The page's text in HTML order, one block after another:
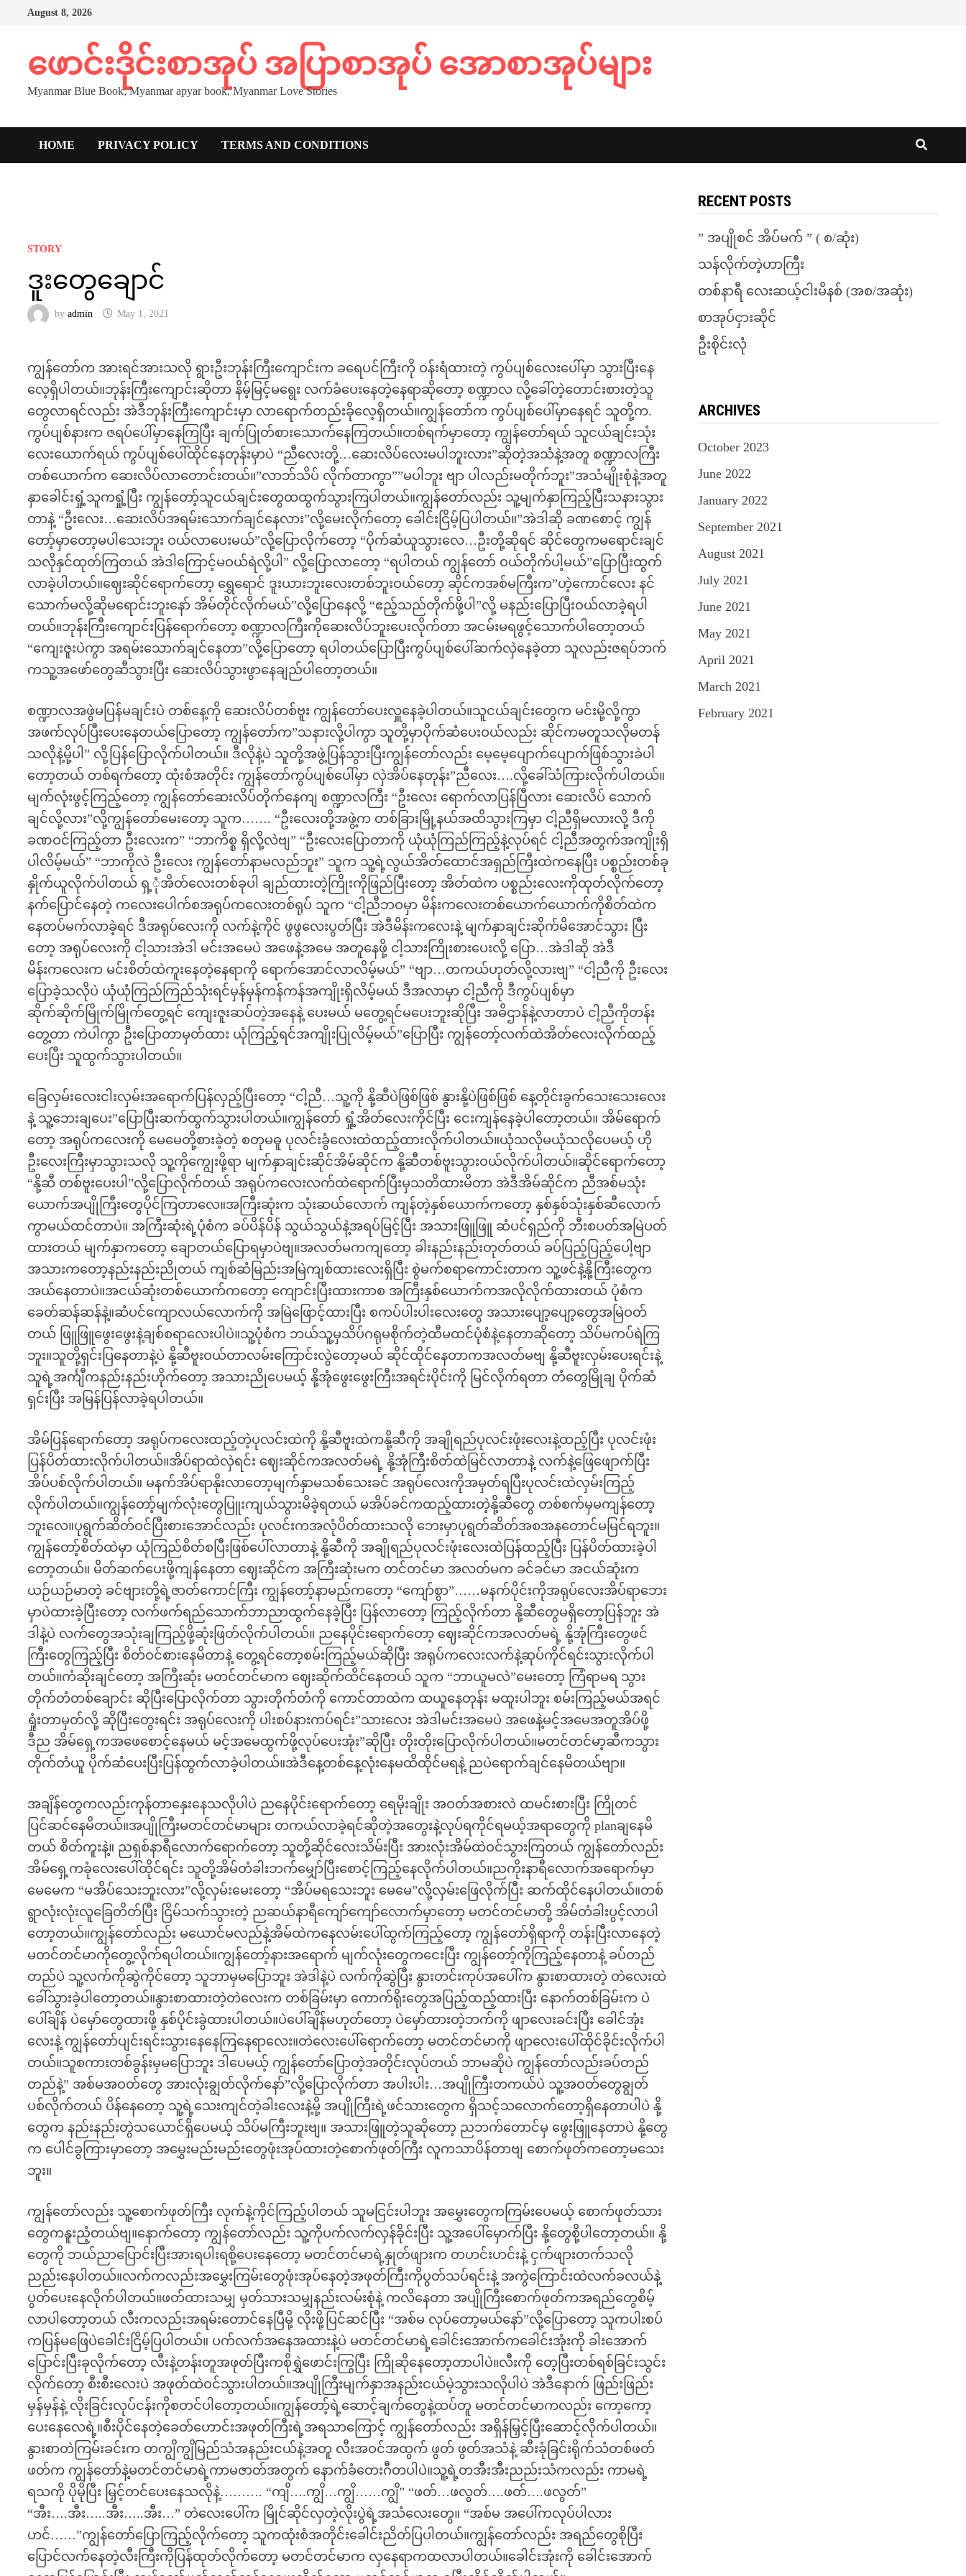
August 8, 2026
ဖောင်းဒိုင်းစာအုပ် အပြာစာအုပ် အောစာအုပ်များ
Myanmar Blue Book, Myanmar apyar book, Myanmar Love Stories
HOME PRIVACY POLICY TERMS AND CONDITIONS
STORY
ဒူးတွေချောင်
byadmin May 1, 2021
ကျွန်တော်က အားရင်အားသလို ရွားဦးဘုန်းကြီးကျောင်းက ခရေပင်ကြီးကို ဝန်းရံထားတဲ့ ကွပ်ပျစ်လေးပေါ်မှာ သွားပြီးနေ
လေ့ရှိပါတယ်။ဘုန်းကြီးကျောင်းဆိုတာ နိမ့်မြင့်မရွေး လက်ခံပေးနေတဲ့နေရာဆိုတော့ စဏ္ဍာလ လို့ခေါ်တဲ့တောင်းစားတဲ့သူ
တွေလာရင်လည်း အဲဒီဘုန်းကြီးကျောင်းမှာ လာရောက်တည်းခိုလေ့ရှိတယ်။ကျွန်တော်က ကွပ်ပျစ်ပေါ်မှာနေရင် သူတို့က.
ကွပ်ပျစ်နားက ဇရပ်ပေါ်မှာနေကြပြီး ချက်ပြုတ်စားသောက်နေကြတယ်။တစ်ရက်မှာတော့ ကျွန်တော်ရယ် သူငယ်ချင်းသုံး
လေးယောက်ရယ် ကွပ်ပျစ်ပေါ်ထိုင်နေတုန်းမှာပဲ “ညီလေးတို့…ဆေးလိပ်လေးမပါဘူးလား”ဆိုတဲ့အသံနဲ့အတူ စဏ္ဍာလကြီး
တစ်ယောက်က ဆေးလိပ်လာတောင်းတယ်။”လာဘ်သိပ် လိုက်တာကွာ””မပါဘူး ဗျာ ပါလည်းမတိုက်ဘူး”အသံမျိုးစုံနဲ့အတူ
နှာခေါင်းရှုံ့သူကရှုံ့ပြီး ကျွန်တော့်သူငယ်ချင်းတွေထထွက်သွားကြပါတယ်။ကျွန်တော်လည်း သူ့မျက်နှာကြည့်ပြီးသနားသွား
တာနဲ့ “ဦးလေး…ဆေးလိပ်အရမ်းသောက်ချင်နေလား”လို့မေးလိုက်တော့ ခေါင်းငြိမ့်ပြပါတယ်။”အဲဒါဆို ခဏစောင့် ကျွန်
တော့်မှာတော့မပါသေးဘူး ဝယ်လာပေးမယ်”လို့ပြောလိုက်တော့ “ပိုက်ဆံယူသွားလေ…ဦးတို့ဆိုရင် ဆိုင်တွေကမရောင်းချင်
သလိုနှင်ထုတ်ကြတယ် အဲဒါကြောင့်မဝယ်ရဲလို့ပါ” လို့ပြောလာတော့ “ရပါတယ် ကျွန်တော် ဝယ်တိုက်ပါ့မယ်”ပြောပြီးထွက်
လာခဲ့ပါတယ်။ဈေးဆိုင်ရောက်တော့ ရွှေရောင် ဒူးယားဘူးလေးတစ်ဘူးဝယ်တော့ ဆိုင်ကအစ်မကြီးက”ဟဲ့ကောင်လေး နင်
သောက်မလို့ဆိုမရောင်းဘူးနော် အိမ်တိုင်လိုက်မယ်”လို့ပြောနေလို့ “ဧည့်သည်တိုက်ဖို့ပါ”လို့ မနည်းပြောပြီးဝယ်လာခဲ့ရပါ
တယ်။ဘုန်းကြီးကျောင်းပြန်ရောက်တော့ စဏ္ဍာလကြီးကိုဆေးလိပ်ဘူးပေးလိုက်တာ အငမ်းမရဖွင့်သောက်ပါတော့တယ်
“ကျေးဇူးပဲကွာ အရမ်းသောက်ချင်နေတာ”လို့ပြောတော့ ရပါတယ်ပြောပြီးကွပ်ပျစ်ပေါ်ဆက်လှဲနေခဲ့တာ သူလည်းဇရပ်ဘက်
ကသူ့အဖော်တွေဆီသွားပြီး ဆေးလိပ်သွားဖွာနေချည်ပါတော့တယ်။
စဏ္ဍာလအဖွဲမပြန်မချင်းပဲ တစ်နေ့ကို ဆေးလိပ်တစ်ဗူး ကျွန်တော်ပေးလှူနေခဲ့ပါတယ်။သူငယ်ချင်းတွေက မင်းမို့လို့ကွာ
အဖက်လုပ်ပြီးပေးနေတယ်ပြောတော့ ကျွန်တော်က”သနားလို့ပါကွာ သူတို့မှာပိုက်ဆံပေးဝယ်လည်း ဆိုင်ကမတူသလိုမတန်
သလိုနဲ့မို့ပါ” လို့ပြန်ပြောလိုက်ပါတယ်။ ဒီလိုနဲ့ပဲ သူတို့အဖွဲ့ပြန်သွားပြီးကျွန်တော်လည်း မေ့မေ့ပျောက်ပျောက်ဖြစ်သွားခဲပါ
တော့တယ် တစ်ရက်တော့ ထုံးစံအတိုင်း ကျွန်တော်ကွပ်ပျစ်ပေါ်မှာ လှဲအိပ်နေတုန်း”ညီလေး….လို့ခေါ်သံကြားလိုက်ပါတယ်။
မျက်လုံးဖွင့်ကြည့်တော့ ကျွန်တော်ဆေးလိပ်တိုက်နေကျ စဏ္ဍာလကြီး “ဦးလေး ရောက်လာပြန်ပြီလား ဆေးလိပ် သောက်
ချင်လို့လား”လို့ကျွန်တော်မေးတော့ သူက……. “ဦးလေးတို့အဖွဲ့က တစ်ခြားမြို့နယ်အထိသွားကြမှာ ငါ့ညီရှိမလားလို့ ဒီကို
ခဏဝင်ကြည့်တာ ဦးလေးက” “ဘာကိစ္စ ရှိလို့လဲဗျ” “ဦးလေးပြောတာကို ယုံယုံကြည်ကြည့်နဲ့လုပ်ရင် ငါ့ညီအတွက်အကျိုးရှိ
ပါလိမ့်မယ်” “ဘာကိုလဲ ဦးလေး ကျွန်တော်နာမလည်ဘူး” သူက သူ့ရဲ့လွယ်အိတ်ထောင်အရှည်ကြီးထဲကနေပြီး ပစ္စည်းတစ်ခု
နှိုက်ယူလိုက်ပါတယ် ရှ့ုံအိတ်လေးတစ်ခုပါ ချည်ထားတဲ့ကြိုးကိုဖြည်ပြီးတော့ အိတ်ထဲက ပစ္စည်းလေးကိုထုတ်လိုက်တော့
နက်ပြောင်နေတဲ့ ကလေးပေါက်စအရုပ်ကလေးတစ်ရုပ် သူက “ငါ့ညီဘဝမှာ မိန်းကလေးတစ်ယောက်ယောက်ကိုစိတ်ထဲက
နေတပ်မက်လာခဲ့ရင် ဒီအရုပ်လေးကို လက်နဲ့ကိုင် ဖွဖွလေးပွတ်ပြီး အဲဒီမိန်းကလေးနဲ့ မျက်နှာချင်းဆိုက်မိအောင်သွား ပြီး
တော့ အရုပ်လေးကို ငါ့သားအဲဒါ မင်းအမေပဲ အဖေနဲ့အမေ အတူနေဖို့ ငါ့သားကြိုးစားပေးလို့ ပြော…အဲဒါဆို အဲဒီ
မိန်းကလေးက မင်းစိတ်ထဲကူးနေတဲ့နေရာကို ရောက်အောင်လာလိမ့်မယ်” “ဗျာ…တကယ်ဟုတ်လို့လားဗျ” “ငါ့ညီကို ဦးလေး
ပြောခဲ့သလိုပဲ ယုံယုံကြည်ကြည်သုံးရင်မှန်မှန်ကန်ကန်အကျိုးရှိလိမ့်မယ် ဒီအလာမှာ ငါ့ညီကို ဒီကွပ်ပျစ်မှာ
ဆိုက်ဆိုက်မြိုက်မြိုက်တွေ့ရင် ကျေးဇူးဆပ်တဲ့အနေနဲ့ ပေးမယ် မတွေ့ရင်မပေးဘူးဆိုပြီး အဓိဌာန်နဲ့လာတာပဲ ငါ့ညီကိုတန်း
တွေ့တာ ကဲပါကွာ ဦးပြောတာမှတ်ထား ယုံကြည့်ရင်အကျိုးပြုလိမ့်မယ်”ပြောပြီး ကျွန်တော့်လက်ထဲအိတ်လေးလိုက်ထည့်
ပေးပြီး သူထွက်သွားပါတယ်။
ခြေလှမ်းလေးငါးလှမ်းအရောက်ပြန်လှည့်ပြီးတော့ “ငါ့ညီ…သူ့ကို နို့ဆီပဲဖြစ်ဖြစ် နွားနို့ပဲဖြစ်ဖြစ် နေ့တိုင်းခွက်သေးသေးလေး
နဲ့ သူ့ဘေးချပေး”ပြောပြီးဆက်ထွက်သွားပါတယ်။ကျွန်တော် ရှုံ့အိတ်လေးကိုင်ပြီး ငေးကျန်နေခဲ့ပါတော့တယ်။ အိမ်ရောက်
တော့ အရုပ်ကလေးကို မေမေတို့စားခဲ့တဲ့ စတုမဓူ ပုလင်းခွံလေးထဲထည့်ထားလိုက်ပါတယ်။ယုံသလိုမယုံသလိုပေမယ့် ဟို
ဦးလေးကြီးမှာသွားသလို သူ့ကိုကျွေးဖို့ရာ မျက်နှာချင်းဆိုင်အိမ်ဆိုင်က နို့ဆီတစ်ဗူးသွားဝယ်လိုက်ပါတယ်။ဆိုင်ရောက်တော့
“နို့ဆီ တစ်ဗူးပေးပါ”လို့ပြောလိုက်တယ် အရုပ်ကလေးလက်ထဲရောက်ပြီးမှသတိထားမိတာ အဲဒီအိမ်ဆိုင်က ညီအစ်မသုံး
ယောက်အပျိုကြီးတွေပိုင်ကြတာလေ။အကြီးဆုံးက သုံးဆယ်လောက် ကျန်တဲ့နှစ်ယောက်ကတော့ နှစ်နှစ်သုံးနှစ်ဆီလောက်
ကွာမယ်ထင်တာပဲ။ အကြီးဆုံးရဲ့ပုံစံက ခပ်ပိန်ပိန် သွယ်သွယ်နဲ့အရပ်မြင့်ပြီး အသားဖြူဖြူ ဆံပင်ရှည်ကို ဘီးစပတ်အမြဲပတ်
ထားတယ် မျက်နှာကတော့ ချောတယ်ပြောရမှာပဲဗျ။အလတ်မကကျတော့ ခါးနည်းနည်းတုတ်တယ် ခပ်ပြည့်ပြည့်ပေါ့ဗျာ
အသားကတော့နည်းနည်းညိုတယ် ကျစ်ဆံမြည်းအမြဲကျစ်ထားလေးရှိပြီး စွဲမက်စရာကောင်းတာက သူ့ဖင်နဲ့နို့ကြီးတွေက
အယ်နေတာပဲ။အငယ်ဆုံးတစ်ယောက်ကတော့ ကျောင်းပြီးထားကာစ အကြီးနှစ်ယောက်ကအလိုလိုက်ထားတယ် ပုံစံက
ခေတ်ဆန်ဆန်နဲ့။ဆံပင်ကျောလယ်လောက်ကို အမြဲဖြောင့်ထားပြီး စကပ်ပါးပါးလေးတွေ အသားပျော့ပျော့တွေအမြဲဝတ်
တယ် ဖြူဖြူဖွေးဖွေးနဲ့ချစ်စရာလေးပါပဲ။သူ့ပုံစံက ဘယ်သူ့မှသိပ်ဂရုမစိုက်တဲ့ထီမထင်ပုံစံနဲ့နေတာဆိုတော့ သိပ်မကပ်ရဲကြ
ဘူး။သူတို့ရှင်းပြနေတာနဲ့ပဲ နို့ဆီဗူးဝယ်တာလမ်းကြောင်းလွဲတော့မယ် ဆိုင်ထိုင်နေတာကအလတ်မဗျ နို့ဆီဗူးလှမ်းပေးရင်းနဲ့
သူရဲ့အင်္ကျီကနည်းနည်းဟိုက်တော့ အသားညိုပေမယ့် နို့အုံဖွေးဖွေးကြီးအရင်းပိုင်းကို မြင်လိုက်ရတာ တံတွေမြိုချ ပိုက်ဆံ
ရှင်းပြီး အမြန်ပြန်လာခဲ့ရပါတယ်။
အိမ်ပြန်ရောက်တော့ အရုပ်ကလေးထည့်တဲ့ပုလင်းထဲကို နို့ဆီဗူးထဲကနို့ဆီကို အချိုရည်ပုလင်းဖုံးလေးနဲ့ထည့်ပြီး ပုလင်းဖုံး
ပြန်ပိတ်ထားလိုက်ပါတယ်။အိပ်ရာထဲလှဲရင်း ဈေးဆိုင်ကအလတ်မရဲ့ နို့အုံကြီးစိတ်ထဲမြင်လာတာနဲ့ လက်နဲ့ဖြေဖျောက်ပြီး
အိပ်ပစ်လိုက်ပါတယ်။ မနက်အိပ်ရာနိုးလာတော့မျက်နှာမသစ်သေးခင် အရုပ်လေးကိုအမှတ်ရပြီးပုလင်းထဲလှမ်းကြည့်
လိုက်ပါတယ်။ကျွန်တော့်မျက်လုံးတွေပြူးကျယ်သွားမိခဲ့ရတယ် မအိပ်ခင်ကထည့်ထားတဲ့နို့ဆီတွေ တစ်စက်မှမကျန်တော့
ဘူးလေ။ပုရွက်ဆိတ်ဝင်ပြီးစားအောင်လည်း ပုလင်းကအလုံပိတ်ထားသလို ဘေးမှာပုရွတ်ဆိတ်အစအနတောင်မမြင်ရဘူး။
ကျွန်တော့်စိတ်ထဲမှာ ယုံကြည်စိတ်စပြီးဖြစ်ပေါ်လာတာနဲ့ နို့ဆီကို အချိုရည်ပုလင်းဖုံးလေးထဲပြန်ထည့်ပြီး ပြန်ပိတ်ထားခဲ့ပါ
တော့တယ်။ မိတ်ဆက်ပေးဖို့ကျန်နေတာ ဈေးဆိုင်က အကြီးဆုံးမက တင်တင်မာ အလတ်မက ခင်ခင်မာ အငယ်ဆုံးက
ယဉ်ယဉ်မာတဲ့ ခင်ဗျားတို့ရဲ့ဇာတ်ကောင်ကြီး ကျွန်တော့်နာမည်ကတော့ “ကျော်စွာ”……မနက်ပိုင်းကိုအရုပ်လေးအိပ်ရာဘေး
မှာပဲထားခဲ့ပြီးတော့ လက်ဖက်ရည်သောက်ဘာညာထွက်နေခဲ့ပြီး ပြန်လာတော့ ကြည့်လိုက်တာ နို့ဆီတွေမရှိတော့ပြန်ဘူး အဲ
ဒါနဲ့ပဲ လက်တွေအသုံးချကြည့်ဖို့ဆုံးဖြတ်လိုက်ပါတယ်။ ညနေပိုင်းရောက်တော့ ဈေးဆိုင်ကအလတ်မရဲ့ နို့အုံကြီးတွေဖင်
ကြီးတွေကြည့်ပြီး စိတ်ဝင်စားနေမိတာနဲ့ တွေ့ရင်တော့စမ်းကြည့်မယ်ဆိုပြီး အရုပ်ကလေးလက်နဲ့ဆုပ်ကိုင်ရင်းသွားလိုက်ပါ
တယ်။ကံဆိုးချင်တော့ အကြီးဆုံး မတင်တင်မာက ဈေးဆိုက်ထိင်နေတယ် သူက “ဘာယူမလဲ”မေးတော့ ကြံရာမရ သွား
တိုက်တံတစ်ချောင်း ဆိုပြီးပြောလိုက်တာ သွားတိုက်တံကို ကောင်တာထဲက ထယူနေတုန်း မထူးပါဘူး စမ်းကြည့်မယ်အရင်
ရှုံးတာမှတ်လို့ ဆိုပြီးတွေးရင်း အရုပ်လေးကို ပါးစပ်နားကပ်ရင်း”သားလေး အဲဒါမင်းအမေပဲ အဖေနဲ့မင့်အမေအတူအိပ်ဖို့
ဒီည အိမ်ရှေ့ကအဖေစောင့်နေမယ် မင့်အမေထွက်ဖို့လုပ်ပေးအုံး”ဆိုပြီး တိုးတိုးပြောလိုက်ပါတယ်။မတင်တင်မာ့ဆီကသွား
တိုက်တံယူ ပိုက်ဆံပေးပြီးပြန်ထွက်လာခဲ့ပါတယ်။အဲဒီနေ့တစ်နေ့လုံးနေမထိထိုင်မရနဲ့ ညပဲရောက်ချင်နေမိတယ်ဗျာ။
အချိန်တွေကလည်းကုန်တာနှေးနေသလိုပါပဲ ညနေပိုင်းရောက်တော့ ရေမိုးချိုး အဝတ်အစားလဲ ထမင်းစားပြီး ကြိုတင်
ပြင်ဆင်နေမိတယ်။အပျိုကြီးမတင်တင်မာများ တကယ်လာခဲ့ရင်ဆိုတဲ့အတွေးနဲ့လုပ်ရကိုင်ရမယ့်အရာတွေကို planချနေမိ
တယ် စိတ်ကူးနဲ့။ ညရှစ်နာရီလောက်ရောက်တော့ သူတို့ဆိုင်လေးသိမ်းပြီး အားလုံးအိမ်ထဲဝင်သွားကြတယ် ကျွန်တော်လည်း
အိမ်ရှေ့ကခုံလေးပေါ်ထိုင်ရင်း သူတို့အိမ်တံခါးဘက်မျှော်ပြီးစောင့်ကြည့်နေလိုက်ပါတယ်။ညကိုးနာရီလောက်အရောက်မှာ
မေမေက “မအိပ်သေးဘူးလား”လို့လှမ်းမေးတော့ “အိပ်မရသေးဘူး မေမေ”လို့လှမ်းဖြေလိုက်ပြီး ဆက်ထိုင်နေပါတယ်။တစ်
ရွာလုံးလုံးလူခြေတိတ်ပြီး ငြိမ်သက်သွားတဲ့ ညဆယ်နာရီကျော်ကျော်လောက်မှာတော့ မတင်တင်မာတို့ အိမ်တံခါးပွင့်လာပါ
တော့တယ်။ကျွန်တော်လည်း မယောင်မလည်နဲ့အိမ်ထဲကနေလမ်းပေါ်ထွက်ကြည့်တော့ ကျွန်တော်ရှိရာကို တန်းပြီးလာနေတဲ့
မတင်တင်မာကိုတွေ့လိုက်ရပါတယ်။ကျွန်တော့်နားအရောက် မျက်လုံးတွေကငေးပြီး ကျွန်တော့်ကိုကြည့်နေတာနဲ့ ခပ်တည်
တည်ပဲ သူ့လက်ကိုဆွဲကိုင်တော့ သူဘာမှမပြောဘူး အဲဒါနဲ့ပဲ လက်ကိုဆွဲပြီး နွားတင်းကုပ်အပေါ်က နွားစာထားတဲ့ တဲလေးထဲ
ခေါ်သွားခဲ့ပါတော့တယ်။နွားစာထားတဲ့တဲလေးက တစ်ခြမ်းမှာ ကောက်ရိုးတွေအပြည့်ထည့်ထားပြီး နောက်တစ်ခြမ်းက ပဲ
ပေါ်ချိန် ပဲမှော်တွေထားဖို့ နှစ်ပိုင်းခွဲထားပါတယ်။ပဲပေါ်ချိန်မဟုတ်တော့ ပဲမှော်ထားတဲ့ဘက်ကို ဖျာလေးခင်းပြီး ခေါင်အုံး
လေးနဲ့ ကျွန်တော်ပျင်းရင်းသွားနေနေကြနေရာလေး။တဲလေးပေါ်ရောက်တော့ မတင်တင်မာကို ဖျာလေးပေါ်ထိုင်ခိုင်းလိုက်ပါ
တယ်။သူစကားတစ်ခွန်းမှမပြောဘူး ဒါပေမယ့် ကျွန်တော်ပြောတဲ့အတိုင်းလုပ်တယ် ဘာမဆိုပဲ ကျွန်တော်လည်းခပ်တည်
တည်နဲ့” အစ်မအဝတ်တွေ အားလုံးချွတ်လိုက်နော်”လို့ပြောလိုက်တာ အပါးပါး…အပျိုကြီးတကယ်ပဲ သူ့အဝတ်တွေချွတ်
ပစ်လိုက်တယ် ပိန်နေတော့ သူ့ရဲ့သေးကျင်တဲ့ခါးလေးနဲ့မို့ အပျိုကြီးရဲ့ဖင်သားတွေက ရှိသင့်သလောက်တော့ရှိနေတာပါပဲ နို့
တွေက နည်းနည်းတွဲသယောင်ရှိပေမယ့် သိပ်မကြီးဘူးဗျ။ အသားဖြူတဲ့သူဆိုတော့ ညဘက်တောင်မှ ဖွေးဖြူနေတာပဲ နို့တွေ
က ပေါင်ခွကြားမှာတော့ အမွှေးမည်းမည်းတွေဖုံးအုပ်ထားတဲ့စောက်ဖုတ်ကြီး လူကသာပိန်တာဗျ စောက်ဖုတ်ကတော့မသေး
ဘူး။
ကျွန်တော်လည်း သူ့စောက်ဖုတ်ကြီး လုက်နဲ့ကိုင်ကြည့်ပါတယ် သူမငြင်းပါဘူး အမွှေးတွေကကြမ်းပေမယ့် စောက်ဖုတ်သား
တွေကနူးညံ့တယ်ဗျ။နောက်တော့ ကျွန်တော်လည်း သူ့ကိုပက်လက်လှန်ခိုင်းပြီး သူ့အပေါ်မှောက်ပြီး နို့တွေစို့ပါတော့တယ်။ နို့
တွေကို ဘယ်ညာပြောင်းပြီးအားရပါးရစို့ပေးနေတော့ မတင်တင်မာရဲ့နှုတ်ဖျားက တဟင်းဟင်းနဲ့ ငှက်ဖျားတက်သလို
ညည်းနေပါတယ်။လက်ကလည်းအမွှေးကြမ်းတွေဖုံးအုပ်နေတဲ့အဖုတ်ကြီးကိုပွတ်သပ်ရင်းနဲ့ အကွဲကြောင်းထဲလက်ခလယ်နဲ့
ပွတ်ပေးနေလိုက်ပါတယ်။ဖတ်ထားသမျှ မှတ်သားသမျှနည်းလမ်းစုံနဲ့ ကလိနေတာ အပျိုကြီးစောက်ဖုတ်ကအရည်တွေစိမ့်
လာပါတော့တယ် လီးကလည်းအရမ်းတောင်နေပြီမို့ လိုးဖို့ပြင်ဆင်ပြီး “အစ်မ လုပ်တော့မယ်နော်”လို့ပြောတော့ သူကပါးစပ်
ကပြန်မဖြေပဲခေါင်းငြိမ့်ပြပါတယ်။ ပက်လက်အနေအထားနဲ့ပဲ မတင်တင်မာရဲ့ခေါင်းအောက်ကခေါင်းအုံးကို ခါးအောက်
ပြောင်းပြီးခုလိုက်တော့ လီးနဲ့တန်းတူအဖုတ်ပြီးကစိုရွှဲဖောင်းကြွပြီး ကြိုဆိုနေတော့တာပါပဲ။လီးကို တေ့ပြီးတစ်ရစ်ခြင်းသွင်း
လိုက်တော့ စီးစီးလေးပဲ အဖုတ်ထဲဝင်သွားပါတယ်။အပျိုကြီးမျက်နှာအနည်းငယ်မဲ့သွားသလိုပါပဲ အဲဒီနောက် ဖြည်းဖြည်း
မှန်မှန်နဲ့ လိုးခြင်းလုပ်ငန်းကိုစတင်ပါတော့တယ်။ကျွန်တော့်ရဲ့ဆောင့်ချက်တွေနဲ့ထပ်တူ မတင်တင်မာကလည်း ကော့ကော့
ပေးနေလေရဲ့။စီးပိုင်နေတဲ့ခေတ်ဟောင်းအဖုတ်ကြီးရဲ့အရသာကြောင့် ကျွန်တော်လည်း အရှိန်မြှင့်ပြီးဆောင့်လိုက်ပါတယ်။
နွားစာတဲကြမ်းခင်းက တကျွိကျွိမြည်သံအနည်းငယ်နဲ့အတူ လီးအဝင်အထွက် ဖွတ် ဖွတ်အသံနဲ့ ဆီးခုံခြင်းရိုက်သံတစ်ဖတ်
ဖတ်က ကျွန်တော်နဲ့မတင်တင်မာရဲ့ကာမဇာတ်အတွက် နောက်ခံတေးဂီတပါပဲ။သူ့ရဲ့တအီးအီးညည်းသံကလည်း ကာမရဲ့
ရသကို ပိုမိုပြီး မြှင့်တင်ပေးနေသလိုနဲ့………. “ကျိ….ကျွိ…ကျွိ……ကျွိ” “ဖတ်…ဖလွတ်….ဖတ်….ဖလွတ်”
“အီး….အီး…..အီး…..အီး…” တဲလေးပေါ်က မြိုင်ဆိုင်လှတဲ့လိုးပွဲရဲ့အသံလေးတွေ။ “အစ်မ အပေါ်ကလုပ်ပါလား
ဟင်……”ကျွန်တော်ပြောကြည့်လိုက်တော့ သူကထုံးစံအတိုင်းခေါင်းညိတ်ပြပါတယ်။ကျွန်တော်လည်း အရည်တွေစိုပြီး
ပြောင်လက်နေတဲ့လီးကြီးကိုပြန်ထုတ်လိုက်တော့ မတင်တင်မာက လှနေရာကထလာပါတယ်။ခေါင်းအုံးကို ခေါင်းအောက်
RECENT POSTS
” အပျိုစင် အိပ်မက် ” ( စ/ဆုံး)
သန်လိုက်တဲ့ဟာကြီး
တစ်နာရီ လေးဆယ့်ငါးမိနစ် (အစ/အဆုံး)
စာအုပ်ငှားဆိုင်
ဦးစိုင်းလုံ
ARCHIVES
October 2023
June 2022
January 2022
September 2021
August 2021
July 2021
June 2021
May 2021
April 2021
March 2021
February 2021